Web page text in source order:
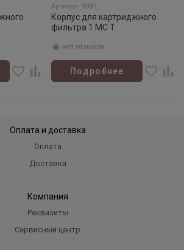
Артикул: 9097
Корпус для картриджного
фильтра 1 МС Т
нет отзывов
Подробнее
Оплата и доставка
Оплата
Доставка
Компания
Реквизиты
Сервисный центр